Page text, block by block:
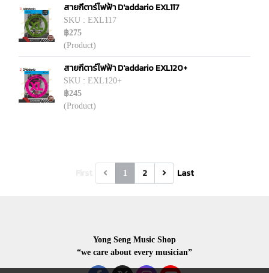
สายกีตาร์ไฟฟ้า D'addario EXL117
SKU : EXL117
฿275
(Product)
สายกีตาร์ไฟฟ้า D'addario EXL120+
SKU : EXL120+
฿245
(Product)
1 2 Last
Yong Seng Music Shop
“we care about every musician”